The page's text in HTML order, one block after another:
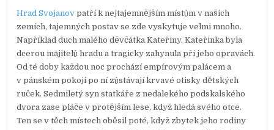
Hrad Svojanov patří k nejtajemnějším místům v našich
zemích, tajemných postav se zde vyskytuje velmi mnoho.
Například duch malého děvčátka Kateřiny. Kateřinka byla
dcerou majitelů hradu a tragicky zahynula při jeho opravách.
Od té doby každou noc prochází empírovým palácem a
v pánském pokoji po ní zůstávají krvavé otisky dětských
ruček. Sedmiletý syn statkáře z nedalekého podskalského
dvora zase pláče v protějším lese, když hledá svého otce.
Ten se v těch místech oběsil poté, když zbytek jeho rodiny